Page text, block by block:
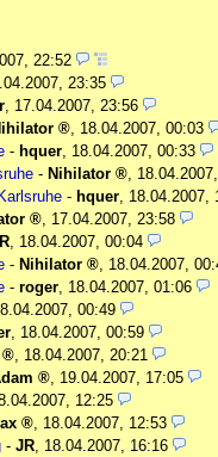
22:52
23:35
, 17.04.2007, 23:56
, 18.04.2007, 00:03
- hquer, 18.04.2007, 00:33
- Nihilator ,
- hquer, 18.04.2007,
, 17.04.2007, 23:58
, 18.04.2007, 00:04
- Nihilator , 18.04.2007,
- roger, 18.04.2007, 01:06
00:49
, 18.04.2007, 00:59
, 18.04.2007, 20:21
, 19.04.2007, 17:05
12:25
, 18.04.2007, 12:53
- JR, 18.04.2007, 16:16